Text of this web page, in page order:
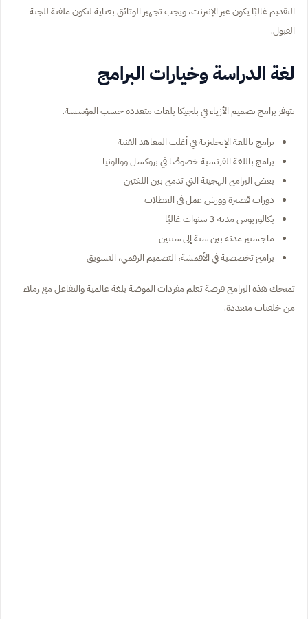
التقديم غالبًا يكون عبر الإنترنت، ويجب تجهيز الوثائق بعناية لتكون ملفتة للجنة
القبول.
لغة الدراسة وخيارات البرامج
تتوفر برامج تصميم الأزياء في بلجيكا بلغات متعددة حسب المؤسسة.
برامج باللغة الإنجليزية في أغلب المعاهد الفنية
برامج باللغة الفرنسية خصوصًا في بروكسل ووالونيا
بعض البرامج الهجينة التي تدمج بين اللغتين
دورات قصيرة وورش عمل في العطلات
بكالوريوس مدته 3 سنوات غالبًا
ماجستير مدته بين سنة إلى سنتين
برامج تخصصية في الأقمشة، التصميم الرقمي، التسويق
تمنحك هذه البرامج فرصة تعلم مفردات الموضة بلغة عالمية والتفاعل مع زملاء
من خلفيات متعددة.